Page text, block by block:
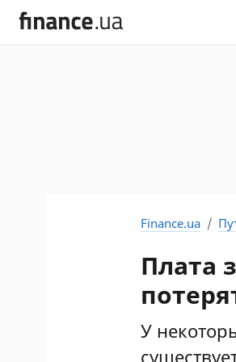
Finance.ua
Плата
У